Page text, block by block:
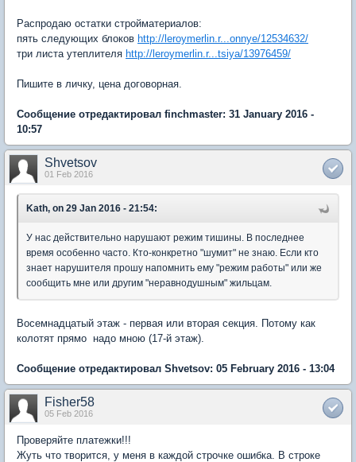
Распродаю остатки стройматериалов:
пять следующих блоков http://leroymerlin.r...onnye/12534632/
три листа утеплителя http://leroymerlin.r...tsiya/13976459/
Пишите в личку, цена договорная.
Сообщение отредактировал finchmaster: 31 January 2016 -
10:57
Shvetsov
01 Feb 2016
Kath, on 29 Jan 2016 - 21:54:
У нас действительно нарушают режим тишины. В последнее
время особенно часто. Кто-конкретно "шумит" не знаю. Если кто
знает нарушителя прошу напомнить ему "режим работы" или же
сообщить мне или другим "неравнодушным" жильцам.
Восемнадцатый этаж - первая или вторая секция. Потому как
колотят прямо надо мною (17-й этаж).
Сообщение отредактировал Shvetsov: 05 February 2016 - 13:04
Fisher58
05 Feb 2016
Проверяйте платежки!!!
Жуть что творится, у меня в каждой строчке ошибка. В строке